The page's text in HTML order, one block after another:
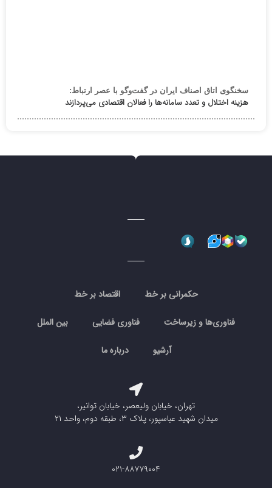
سخنگوی اتاق اصناف ایران در گفت‌وگو با عصر ارتباط:
هزینه اختلال و تعدد سامانه‌ها را فعالان اقتصادی می‌پردازند
حکمرانی بر خط اقتصاد بر خط
فناوری‌ها و زیرساخت فناوری فضایی بین الملل
آرشیو درباره ما
تهران، خیابان ولیعصر، خیابان توانیر،
میدان شهید عباسپور، پلاک ۳، طبقه دوم، واحد ۲۱
۰۲۱-۸۸۷۷۹۰۰۴